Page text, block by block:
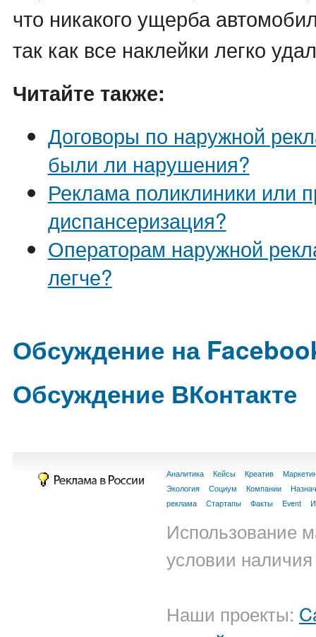
что никакого ущерба
так как все наклейки легко
Читайте также:
Договоры по наружной
были ли нарушения?
Реклама поликлиники или
диспансеризация?
Операторам наружной
легче?
Обсуждение на
Обсуждение ВКонтакте
Аналитика Кейсы Креатив
Экология
Социум Компании
реклама
Стартапы Факты Event
Использование
условии
Наши проекты: